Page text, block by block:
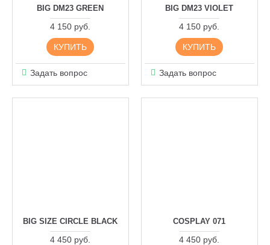
BIG DM23 GREEN
4 150 руб.
КУПИТЬ
Задать вопрос
BIG DM23 VIOLET
4 150 руб.
КУПИТЬ
Задать вопрос
BIG SIZE CIRCLE BLACK
4 450 руб.
COSPLAY 071
4 450 руб.